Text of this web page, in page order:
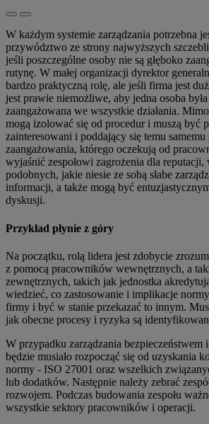
W każdym systemie zarządzania potrzebna
przywództwo ze strony najwyższych
jeśli poszczególne osoby nie są głęboko
rutynę. W małej organizacji dyrektor
bardzo praktyczną rolę, ale jeśli firma jest
jest prawie niemożliwe, aby jedna osoba była
zaangażowana we wszystkie działania.
mogą izolować się od procedur i muszą być
zainteresowani i poddający się temu
zaangażowania, którego oczekują od
wyjaśnić zespołowi zagrożenia dla
podobnych, jakie niesie ze sobą słabe
informacji, a także mogą być
dyskusji.
Przykład płynie z góry
Na początku, rolą lidera jest zdobycie
z pomocą pracowników wewnętrznych, a
zewnętrznych, takich jak jednostka
wiedzieć, co zastosowanie i implikacje
firmy i być w stanie przekazać to innym.
jak obecne procesy i ryzyka są
W przypadku zarządzania
będzie musiało rozpocząć się od uzyskania
normy - ISO 27001 oraz wszelkich
lub dodatków. Następnie należy zebrać
rozwojem. Podczas budowania zespołu
wszystkie sektory pracowników i operacji.